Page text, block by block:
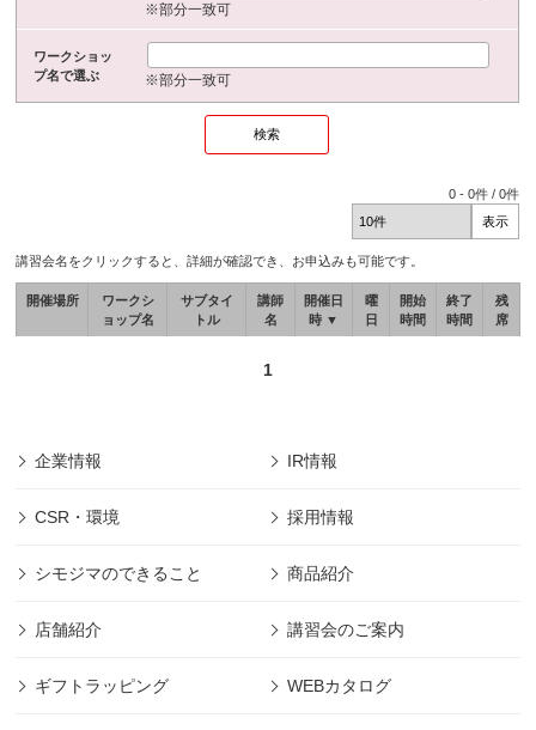
※部分一致可
ワークショッ
プ名で選ぶ
※部分一致可
0 -0件 /0件
講習会名をクリックすると、詳細が確認でき、お申込みも可能です。
開催場所
ワークシ
ョップ名
サブタイ
トル
講師
名
開催日
時 ▼
曜
日
開始
時間
終了
時間
残
席
1
企業情報 IR情報
CSR・環境 採用情報
シモジマのできること 商品紹介
店舗紹介 講習会のご案内
ギフトラッピング WEBカタログ